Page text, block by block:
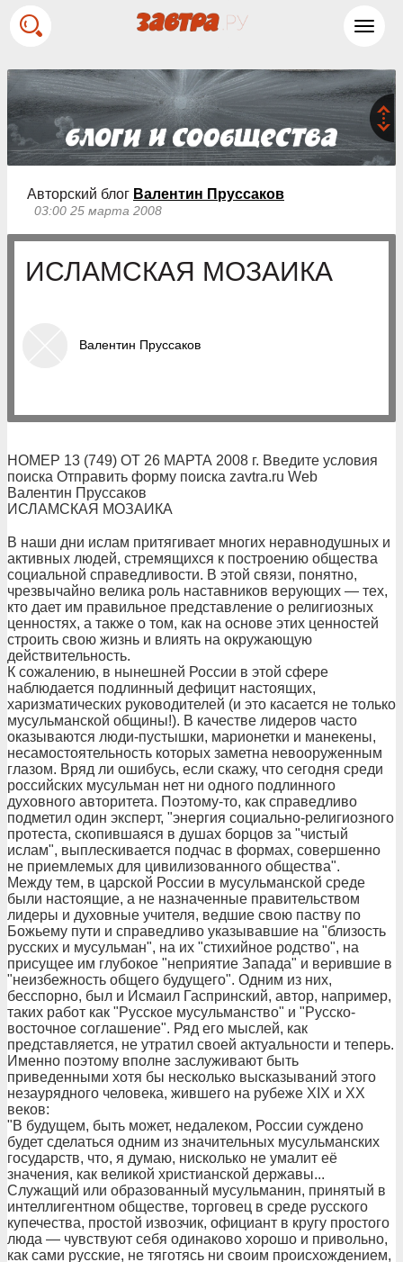
Авторский блог Валентин Пруссаков
03:00 25 марта 2008
ИСЛАМСКАЯ МОЗАИКА
Валентин Пруссаков
НОМЕР 13 (749) ОТ 26 МАРТА 2008 г. Введите условия
поиска Отправить форму поиска zavtra.ru Web
Валентин Пруссаков
ИСЛАМСКАЯ МОЗАИКА
В наши дни ислам притягивает многих неравнодушных и
активных людей, стремящихся к построению общества
социальной справедливости. В этой связи, понятно,
чрезвычайно велика роль наставников верующих — тех,
кто дает им правильное представление о религиозных
ценностях, а также о том, как на основе этих ценностей
строить свою жизнь и влиять на окружающую
действительность.
К сожалению, в нынешней России в этой сфере
наблюдается подлинный дефицит настоящих,
харизматических руководителей (и это касается не только
мусульманской общины!). В качестве лидеров часто
оказываются люди-пустышки, марионетки и манекены,
несамостоятельность которых заметна невооруженным
глазом. Вряд ли ошибусь, если скажу, что сегодня среди
российских мусульман нет ни одного подлинного
духовного авторитета. Поэтому-то, как справедливо
подметил один эксперт, "энергия социально-религиозного
протеста, скопившаяся в душах борцов за "чистый
ислам", выплескивается подчас в формах, совершенно
не приемлемых для цивилизованного общества".
Между тем, в царской России в мусульманской среде
были настоящие, а не назначенные правительством
лидеры и духовные учителя, ведшие свою паству по
Божьему пути и справедливо указывавшие на "близость
русских и мусульман", на их "стихийное родство", на
присущее им глубокое "неприятие Запада" и верившие в
"неизбежность общего будущего". Одним из них,
бесспорно, был и Исмаил Гаспринский, автор, например,
таких работ как "Русское мусульманство" и "Русско-
восточное соглашение". Ряд его мыслей, как
представляется, не утратил своей актуальности и теперь.
Именно поэтому вполне заслуживают быть
приведенными хотя бы несколько высказываний этого
незаурядного человека, жившего на рубеже XIX и XX
веков:
"В будущем, быть может, недалеком, России суждено
будет сделаться одним из значительных мусульманских
государств, что, я думаю, нисколько не умалит её
значения, как великой христианской державы...
Служащий или образованный мусульманин, принятый в
интеллигентном обществе, торговец в среде русского
купечества, простой извозчик, официант в кругу простого
люда — чувствуют себя одинаково хорошо и привольно,
как сами русские, не тяготясь ни своим происхождением,